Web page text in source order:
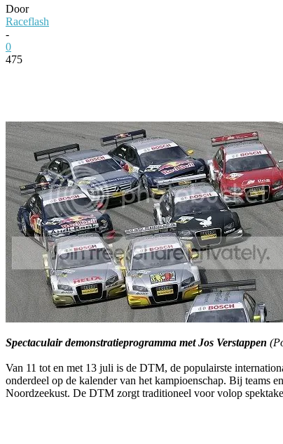
Door
Raceflash
-
0
475
Spectaculair demonstratieprogramma met Jos Verstappen
Van 11 tot en met 13 juli is de DTM, de populairste
onderdeel op de kalender van het kampioenschap. Bij teams
Noordzeekust. De DTM zorgt traditioneel voor volop